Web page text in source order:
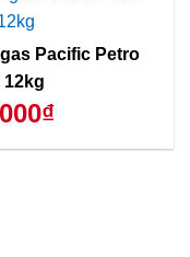
Pacific Petro
12kg